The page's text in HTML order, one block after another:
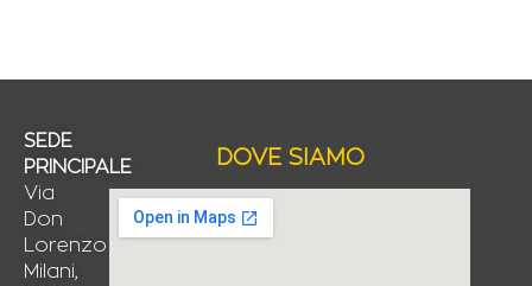
SEDE
PRINCIPALE
Via
Don
Lorenzo
Milani,
DOVE SIAMO